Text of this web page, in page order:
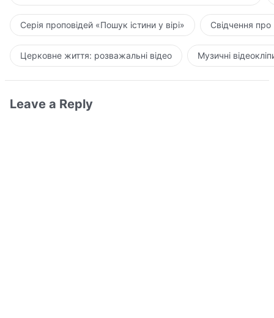
Серія проповідей «Пошук істини у вірі» Свідчення
Церковне життя: розважальні відео Музичні
Leave a Reply